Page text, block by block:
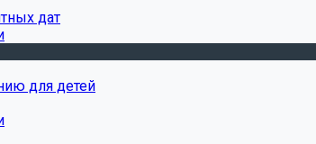
дат
для детей